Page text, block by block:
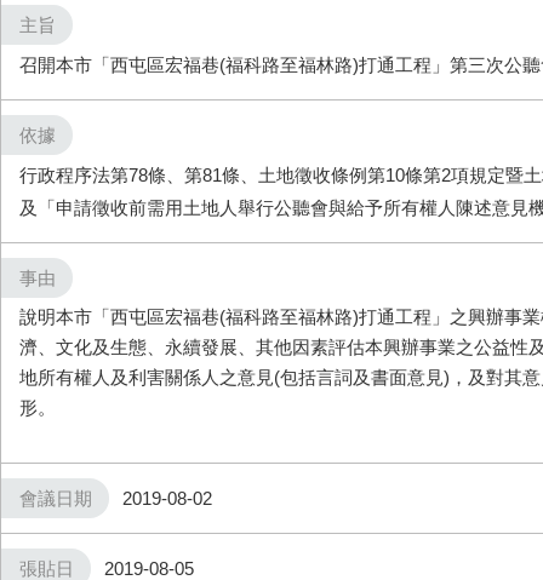
主旨
召開本市「西屯區宏福巷(福科路至福林路)打通工程」第三次公
依據
行政程序法第78條、第81條、土地徵收條例第10條第2項規定暨
及「申請徵收前需用土地人舉行公聽會與給予所有權人陳述意見
事由
說明本市「西屯區宏福巷(福科路至福林路)打通工程 」之興辦事
濟、文化及生態、永續發展、其他因素評估本興辦事業之公益性
地所有權人及利害關係人之意見(包括言詞及書面意見) ， 及對其
形。
會議日期 2019-08-02
張貼日 2019-08-05